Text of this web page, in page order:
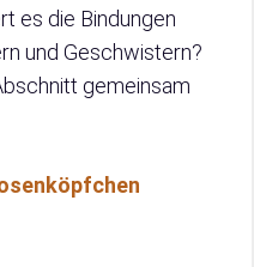
es die Bindungen
und Geschwistern?
gemeinsam